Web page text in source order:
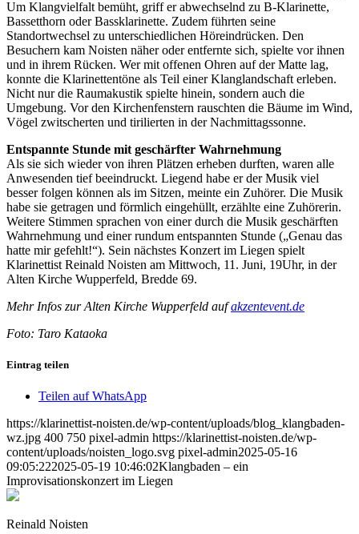
Um Klangvielfalt bemüht, griff er abwechselnd zu B-Klarinette,
Bassetthorn oder Bassklarinette. Zudem führten seine
Standortwechsel zu unterschiedlichen Höreindrücken. Den
Besuchern kam Noisten näher oder entfernte sich, spielte vor ihnen
und in ihrem Rücken. Wer mit offenen Ohren auf der Matte lag,
konnte die Klarinettentöne als Teil einer Klanglandschaft erleben.
Nicht nur die Raumakustik spielte hinein, sondern auch die
Umgebung. Vor den Kirchenfenstern rauschten die Bäume im Wind,
Vögel zwitscherten und tirilierten in der Nachmittagssonne.
Entspannte Stunde mit geschärfter Wahrnehmung
Als sie sich wieder von ihren Plätzen erheben durften, waren alle
Anwesenden tief beeindruckt. Liegend habe er der Musik viel
besser folgen können als im Sitzen, meinte ein Zuhörer. Die Musik
habe sie getragen und förmlich eingehüllt, erzählte eine Zuhörerin.
Weitere Stimmen sprachen von einer durch die Musik geschärften
Wahrnehmung und einer rundum entspannten Stunde („Genau das
hatte mir gefehlt!“). Sein nächstes Konzert im Liegen spielt
Klarinettist Reinald Noisten am Mittwoch, 11. Juni, 19Uhr, in der
Alten Kirche Wupperfeld, Bredde 69.
Mehr Infos zur Alten Kirche Wupperfeld aufakzentevent.de
Foto: Taro Kataoka
Eintrag teilen
Teilen auf WhatsApp
https://klarinettist-noisten.de/wp-content/uploads/blog_klangbaden-
wz.jpg 400 750 pixel-admin https://klarinettist-noisten.de/wp-
content/uploads/noisten_logo.svg pixel-admin2025-05-16
09:05:222025-05-19 10:46:02Klangbaden – ein
Improvisationskonzert im Liegen
Reinald Noisten